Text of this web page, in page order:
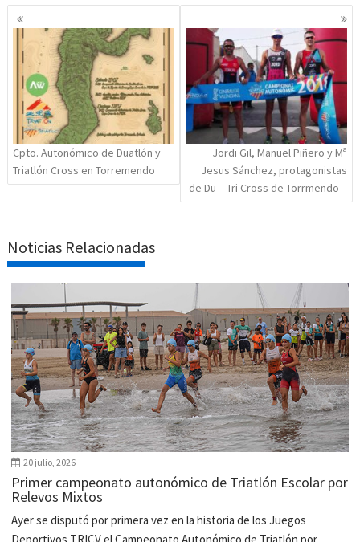
Navegación
de
entradas
Cpto. Autonómico de Duatlón y
Triatlón Cross en Torremendo
Jordi Gil, Manuel Piñero y Mª
Jesus Sánchez, protagonistas
de Du – Tri Cross de Torrmendo
Noticias Relacionadas
20 julio, 2026
Primer campeonato autonómico de Triatlón Escolar por
Relevos Mixtos
Ayer se disputó por primera vez en la historia de los Juegos